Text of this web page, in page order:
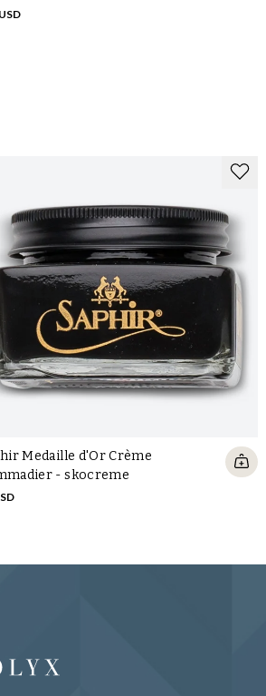
Medaille d'Or Crème
- skocreme